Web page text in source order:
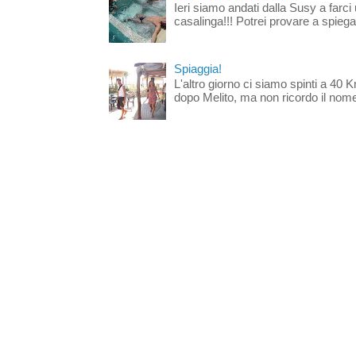
Ieri siamo andati dalla Susy a
casalinga!!! Potrei provare a
Spiaggia!
L'altro giorno ci siamo spinti a 40
dopo Melito, ma non ricordo il